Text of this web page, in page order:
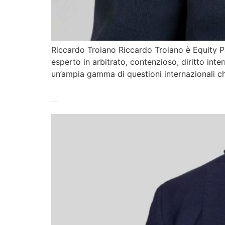
Riccardo Troiano Riccardo Troiano è
esperto in arbitrato, contenzioso, diritto
un’ampia gamma di questioni